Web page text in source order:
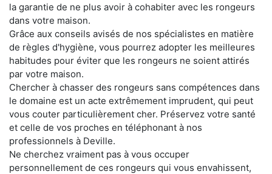
la garantie de ne plus avoir à cohabiter avec les rongeurs
dans votre maison.
Grâce aux conseils avisés de nos spécialistes en matière
de règles d'hygiène, vous pourrez adopter les meilleures
habitudes pour éviter que les rongeurs ne soient attirés
par votre maison.
Chercher à chasser des rongeurs sans compétences dans
le domaine est un acte extrêmement imprudent, qui peut
vous couter particulièrement cher. Préservez votre santé
et celle de vos proches en téléphonant à nos
professionnels à Deville.
Ne cherchez vraiment pas à vous occuper
personnellement de ces rongeurs qui vous envahissent,